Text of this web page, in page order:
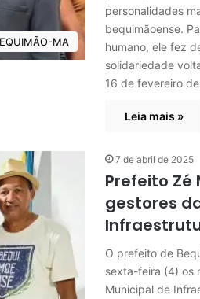
MA
personalidades
bequimãoense.
humano, ele fez
solidariedade
16 de fevereiro
Leia mais »
7 de abril de 2025
Prefeito Zé
gestores
O prefeito de
sexta-feira (4) os
Municipal de